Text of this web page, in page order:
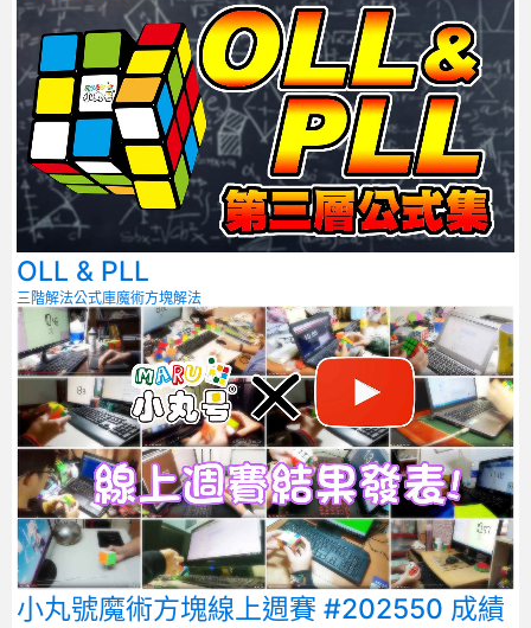
OLL & PLL
三階解法公式庫魔術方塊解法
小丸號魔術方塊線上週賽 #202550 成績